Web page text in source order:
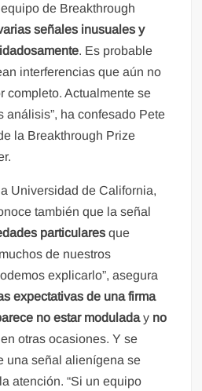
de Breakthrough
señales inusuales y
. Es probable
interferencias que aún no
completo. Actualmente se
análisis”, ha confesado Pete
la Breakthrough Prize
Universidad de California,
también que la señal
particulares que
de nuestros
explicarlo”, asegura
expectativas de una firma
no estar moduladay no
otras ocasiones. Y se
una señal alienígena se
atención. “Si un equipo